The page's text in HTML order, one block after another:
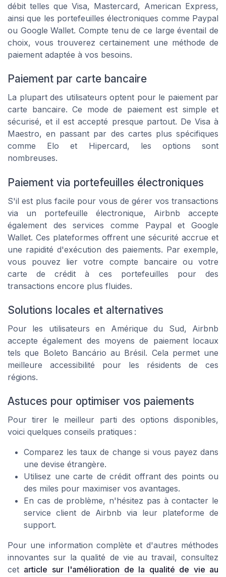
débit telles que Visa, Mastercard, American Express,
ainsi que les portefeuilles électroniques comme Paypal
ou Google Wallet. Compte tenu de ce large éventail de
choix, vous trouverez certainement une méthode de
paiement adaptée à vos besoins.
Paiement par carte bancaire
La plupart des utilisateurs optent pour le paiement par
carte bancaire. Ce mode de paiement est simple et
sécurisé, et il est accepté presque partout. De Visa à
Maestro, en passant par des cartes plus spécifiques
comme Elo et Hipercard, les options sont
nombreuses.
Paiement via portefeuilles électroniques
S'il est plus facile pour vous de gérer vos transactions
via un portefeuille électronique, Airbnb accepte
également des services comme Paypal et Google
Wallet. Ces plateformes offrent une sécurité accrue et
une rapidité d'exécution des paiements. Par exemple,
vous pouvez lier votre compte bancaire ou votre
carte de crédit à ces portefeuilles pour des
transactions encore plus fluides.
Solutions locales et alternatives
Pour les utilisateurs en Amérique du Sud, Airbnb
accepte également des moyens de paiement locaux
tels que Boleto Bancário au Brésil. Cela permet une
meilleure accessibilité pour les résidents de ces
régions.
Astuces pour optimiser vos paiements
Pour tirer le meilleur parti des options disponibles,
voici quelques conseils pratiques :
Comparez les taux de change si vous payez dans
une devise étrangère.
Utilisez une carte de crédit offrant des points ou
des miles pour maximiser vos avantages.
En cas de problème, n'hésitez pas à contacter le
service client de Airbnb via leur plateforme de
support.
Pour une information complète et d'autres méthodes
innovantes sur la qualité de vie au travail, consultez
cet article sur l'amélioration de la qualité de vie au